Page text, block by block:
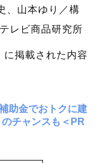
、山本ゆり／構
レビ商品研究所
掲載された内容
助金でおトクに建
チャンスも＜PR